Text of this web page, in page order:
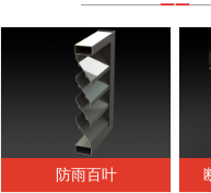
——————
防雨百叶